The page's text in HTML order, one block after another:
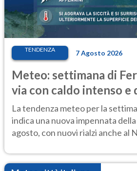
TENDENZA 7 Agosto 2026
Meteo: settimana di
via con caldo intenso e
temporale
La tendenza meteo per la
indica una nuova impennata
agosto, con nuovi rialzi anche al